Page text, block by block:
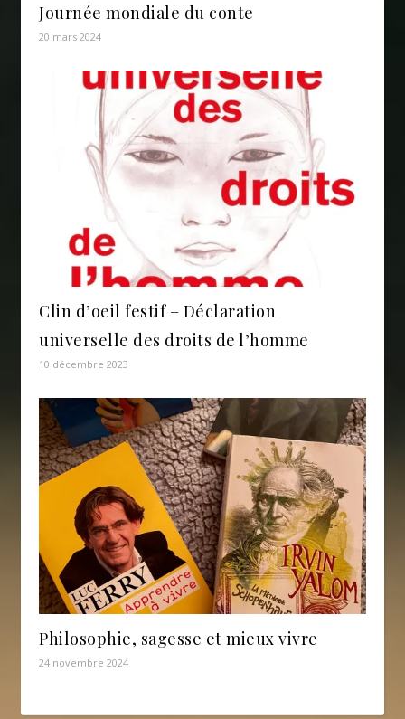
Journée mondiale du conte
20 mars 2024
Clin d’oeil festif – Déclaration
universelle des droits de l’homme
10 décembre 2023
Philosophie, sagesse et mieux vivre
24 novembre 2024